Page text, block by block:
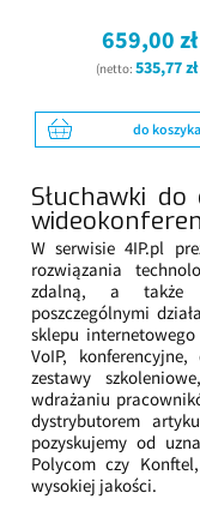
659,00 zł
(netto: 535,77 zł
do koszyka
Słuchawki
W serwisie 4IP.pl
rozwiązania
zdalną, a także
poszczególnymi
sklepu
VoIP,
zestawy
wdrażaniu
dystrybutorem
pozyskujemy od
Polycom czy
wysokiej jakości.